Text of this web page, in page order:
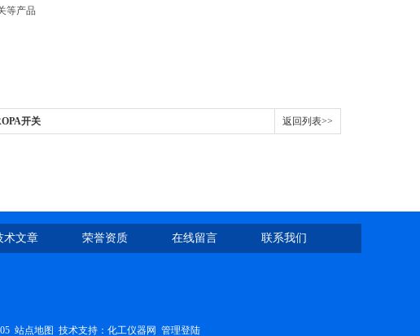
等产品
开关 返回列表>>
术文章 荣誉资质 在线留言 联系我们
站点地图 技术支持： 化工仪器网 管理登陆